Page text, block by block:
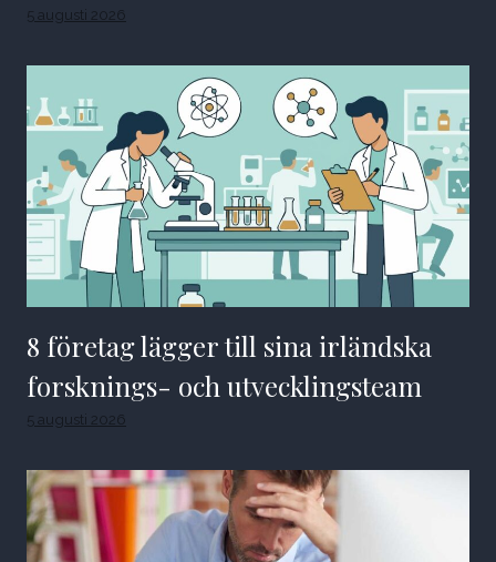
5 augusti 2026
8 företag lägger till sina irländska
forsknings- och utvecklingsteam
5 augusti 2026